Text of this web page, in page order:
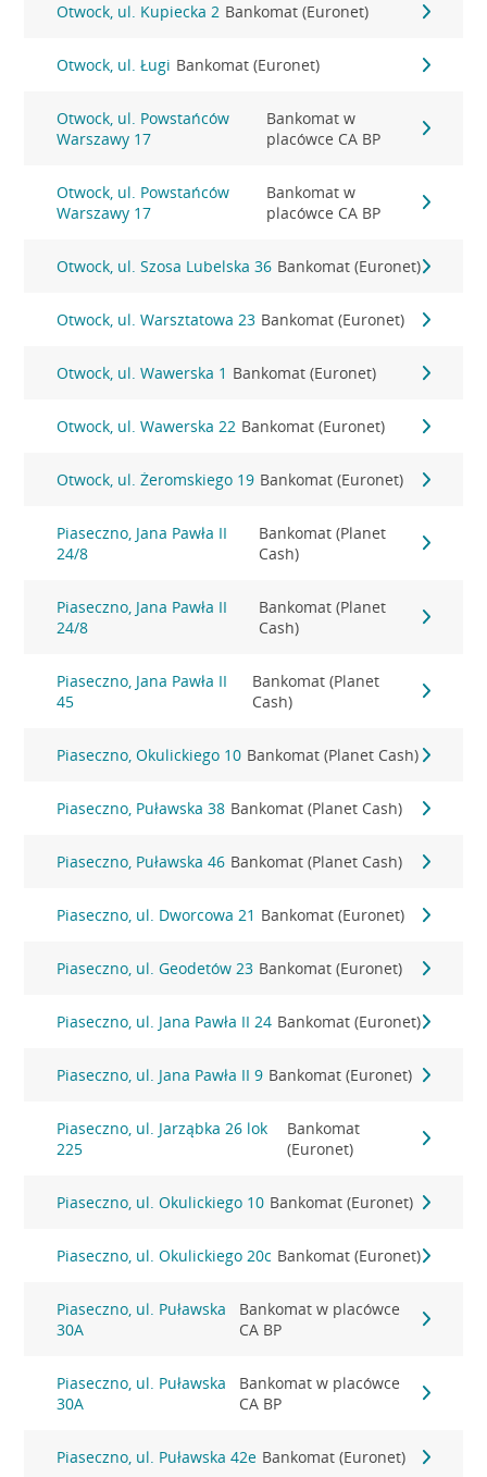
Otwock, ul. Kupiecka 2 Bankomat (Euronet)
Otwock, ul. Ługi Bankomat (Euronet)
Otwock, ul. Powstańców
Warszawy 17
Bankomat w
placówce CA BP
Otwock, ul. Powstańców
Warszawy 17
Bankomat w
placówce CA BP
Otwock, ul. Szosa Lubelska 36 Bankomat (Euronet)
Otwock, ul. Warsztatowa 23 Bankomat (Euronet)
Otwock, ul. Wawerska 1 Bankomat (Euronet)
Otwock, ul. Wawerska 22 Bankomat (Euronet)
Otwock, ul. Żeromskiego 19 Bankomat (Euronet)
Piaseczno, Jana Pawła II
24/8
Bankomat (Planet
Cash)
Piaseczno, Jana Pawła II
24/8
Bankomat (Planet
Cash)
Piaseczno, Jana Pawła II
45
Bankomat (Planet
Cash)
Piaseczno, Okulickiego 10 Bankomat (Planet Cash)
Piaseczno, Puławska 38 Bankomat (Planet Cash)
Piaseczno, Puławska 46 Bankomat (Planet Cash)
Piaseczno, ul. Dworcowa 21 Bankomat (Euronet)
Piaseczno, ul. Geodetów 23 Bankomat (Euronet)
Piaseczno, ul. Jana Pawła II 24 Bankomat (Euronet)
Piaseczno, ul. Jana Pawła II 9 Bankomat (Euronet)
Piaseczno, ul. Jarząbka 26 lok
225
Bankomat
(Euronet)
Piaseczno, ul. Okulickiego 10 Bankomat (Euronet)
Piaseczno, ul. Okulickiego 20c Bankomat (Euronet)
Piaseczno, ul. Puławska
30A
Bankomat w placówce
CA BP
Piaseczno, ul. Puławska
30A
Bankomat w placówce
CA BP
Piaseczno, ul. Puławska 42e Bankomat (Euronet)